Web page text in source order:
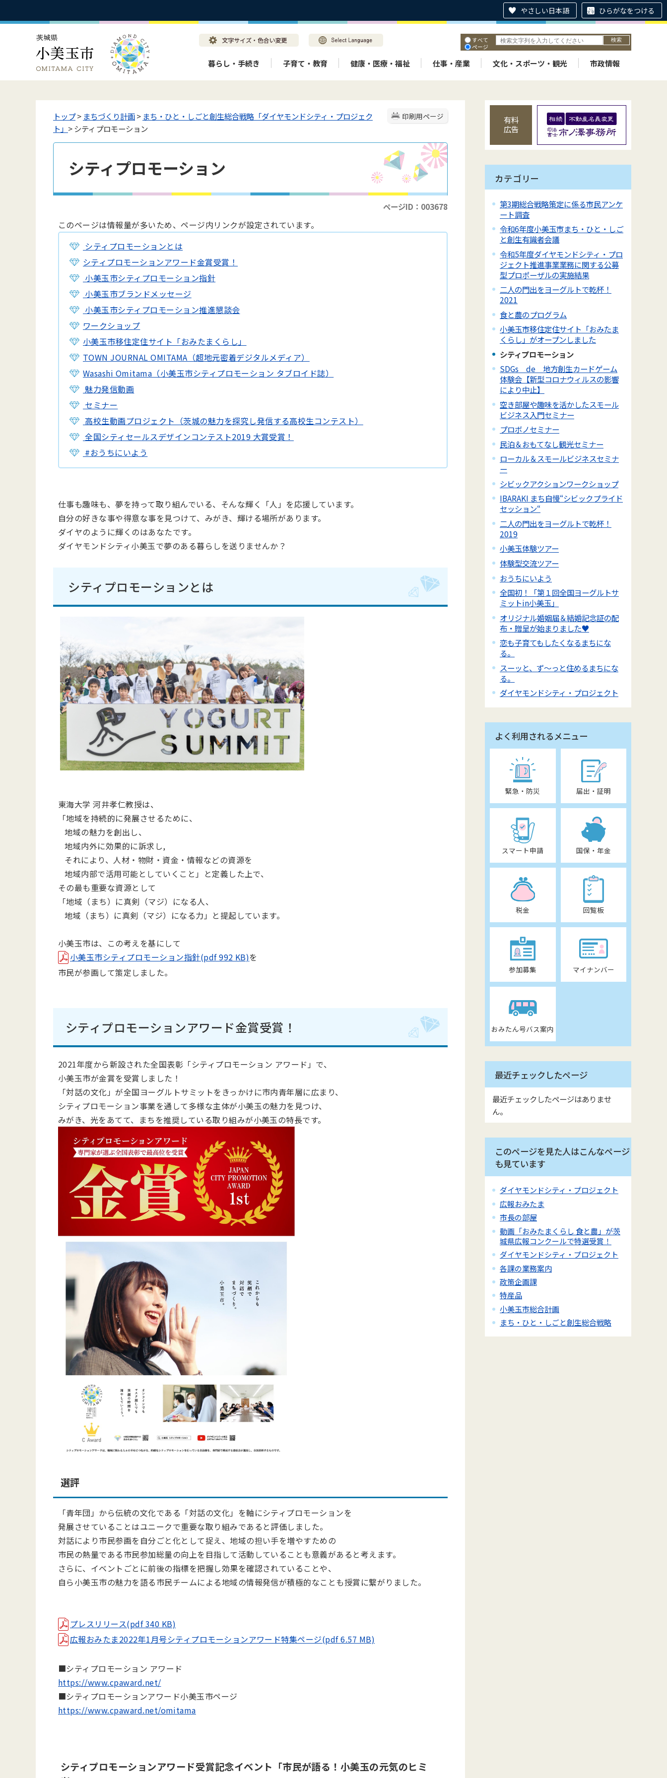
やさしい日本語 ひらがなをつける
すべて
ページ
暮らし・手続き 子育て・教育 健康・医療・福祉 仕事・産業 文化・スポーツ・観光 市政情報
印刷用ページ
トップ> まちづくり計画> まち・ひと・しごと創生総合戦略「ダイヤモンドシティ・プロジェク
ト」 > シティプロモーション
シティプロモーション
ページID：003678
このページは情報量が多いため、ページ内リンクが設定されています。
シティプロモーションとは
シティプロモーションアワード金賞受賞！
小美玉市シティプロモーション指針
小美玉市ブランドメッセージ
小美玉市シティプロモーション推進懇談会
ワークショップ
小美玉市移住定住サイト「おみたまくらし」
TOWN JOURNAL OMITAMA（超地元密着デジタルメディア）
Wasashi Omitama（小美玉市シティプロモーション タブロイド誌）
魅力発信動画
セミナー
高校生動画プロジェクト（茨城の魅力を探究し発信する高校生コンテスト）
全国シティセールスデザインコンテスト2019 大賞受賞！
#おうちにいよう
仕事も趣味も、夢を持って取り組んでいる、そんな輝く「人」を応援しています。
自分の好きな事や得意な事を見つけて、みがき、輝ける場所があります。
ダイヤのように輝くのはあなたです。
ダイヤモンドシティ小美玉で夢のある暮らしを送りませんか？
シティプロモーションとは
東海大学 河井孝仁教授は、
「地域を持続的に発展させるために、
地域の魅力を創出し、
地域内外に効果的に訴求し,
それにより、人材・物財・資金・情報などの資源を
地域内部で活用可能としていくこと」と定義した上で、
その最も重要な資源として
「地域（まち）に真剣（マジ）になる人、
地域（まち）に真剣（マジ）になる力」と提起しています。
小美玉市は、この考えを基にして
小美玉市シティプロモーション指針(pdf 992 KB)を
市民が参画して策定しました。
シティプロモーションアワード金賞受賞！
2021年度から新設された全国表彰「シティプロモーション アワード」で、
小美玉市が金賞を受賞しました！
「対話の文化」が全国ヨーグルトサミットをきっかけに市内青年層に広まり、
シティプロモーション事業を通して多様な主体が小美玉の魅力を見つけ、
みがき、光をあてて、まちを推奨している取り組みが小美玉の特長です。
選評
「青年団」から伝統の文化である「対話の文化」を軸にシティプロモーションを
発展させていることはユニークで重要な取り組みであると評価しました。
対話により市民参画を自分ごと化として捉え、地域の担い手を増やすための
市民の熱量である市民参加総量の向上を目指して活動していることも意義があると考えます。
さらに、イベントごとに前後の指標を把握し効果を確認されていることや、
自ら小美玉市の魅力を語る市民チームによる地域の情報発信が積極的なことも授賞に繋がりました。
プレスリリース(pdf 340 KB)
広報おみたま2022年1月号シティプロモーションアワード特集ページ(pdf 6.57 MB)
■シティプロモーション アワード
https://www.cpaward.net/
■シティプロモーションアワード小美玉市ページ
https://www.cpaward.net/omitama
シティプロモーションアワード受賞記念イベント「市民が語る！小美玉の元気のヒミ
有料
広告
カテゴリー
第3期総合戦略策定に係る市民アンケ
ート調査
令和6年度小美玉市まち・ひと・しご
と創生有識者会議
令和5年度ダイヤモンドシティ・プロ
ジェクト推進事業業務に関する公募
型プロポーザルの実施結果
二人の門出をヨーグルトで乾杯！
2021
食と農のプログラム
小美玉市移住定住サイト「おみたま
くらし」がオープンしました
シティプロモーション
SDGs de 地方創生カードゲーム
体験会【新型コロナウィルスの影響
により中止】
空き部屋や趣味を活かしたスモール
ビジネス入門セミナー
プロボノセミナー
民泊＆おもてなし観光セミナー
ローカル＆スモールビジネスセミナ
ー
シビックアクションワークショップ
IBARAKI まち自慢“シビックプライド
セッション“
二人の門出をヨーグルトで乾杯！
2019
小美玉体験ツアー
体験型交流ツアー
おうちにいよう
全国初！「第１回全国ヨーグルトサ
ミットin小美玉」
オリジナル婚姻届＆結婚記念証の配
布・贈呈が始まりました♥
恋も子育てもしたくなるまちにな
る。
スーッと、ず～っと住めるまちにな
る。
ダイヤモンドシティ・プロジェクト
よく利用されるメニュー
緊急・防災 届出・証明
スマート申請 国保・年金
税金 回覧板
参加募集 マイナンバー
おみたん号バス案内
最近チェックしたページ
最近チェックしたページはありませ
ん。
このページを見た人はこんなページ
も見ています
ダイヤモンドシティ・プロジェクト
広報おみたま
市長の部屋
動画「おみたまくらし 食と農」が茨
城県広報コンクールで特選受賞！
ダイヤモンドシティ・プロジェクト
各課の業務案内
政策企画課
特産品
小美玉市総合計画
まち・ひと・しごと創生総合戦略